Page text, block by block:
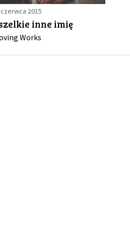
GALERIA
DRUŻYNA
2015
inne imię
Works